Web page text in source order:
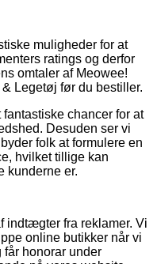
muligheder for at
ratings og derfor
omtaler af Meowee!
Legetøj før du bestiller.
chancer for at
Desuden ser vi
folk at formulere en
hvilket tillige kan
kunderne er.
indtægter fra reklamer. Vi
online butikker når vi
får honorar under